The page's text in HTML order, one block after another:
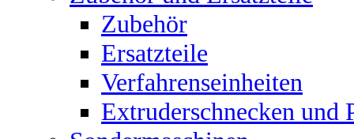
Zubehör
Ersatzteile
Verfahrenseinheiten
Extruderschnecken